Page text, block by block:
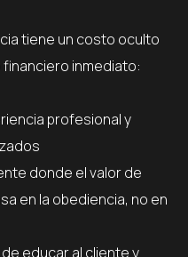
tiene un costo oculto
inmediato:
en la obediencia, no en